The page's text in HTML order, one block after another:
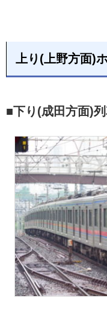
上り(上野方面)
■下り(成田方面)列